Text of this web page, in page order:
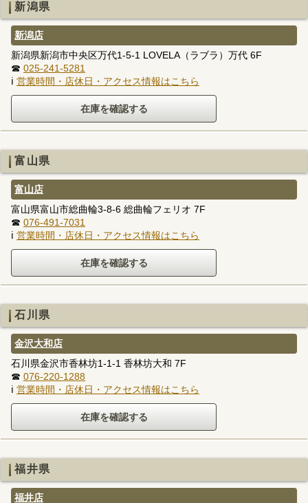
新潟県
新潟店
新潟県新潟市中央区万代1-5-1 LOVELA（ラブラ）万代 6F
☎ 025-241-5281
ℹ 営業時間・店休日・アクセス情報はこちら
富山県
富山店
富山県富山市総曲輪3-8-6 総曲輪フェリオ 7F
☎ 076-491-7031
ℹ 営業時間・店休日・アクセス情報はこちら
石川県
金沢大和店
石川県金沢市香林坊1-1-1 香林坊大和 7F
☎ 076-220-1288
ℹ 営業時間・店休日・アクセス情報はこちら
福井県
福井店